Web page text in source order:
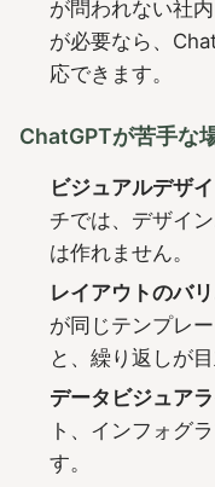
が問われない社
が必要なら、
応できます。
ChatGPTが苦手な
ビジュアルデザイ
チでは、デザイ
は作れません。
レイアウトのバ
が同じテンプレ
と、繰り返しが目
データビジュア
ト、インフォグ
す。